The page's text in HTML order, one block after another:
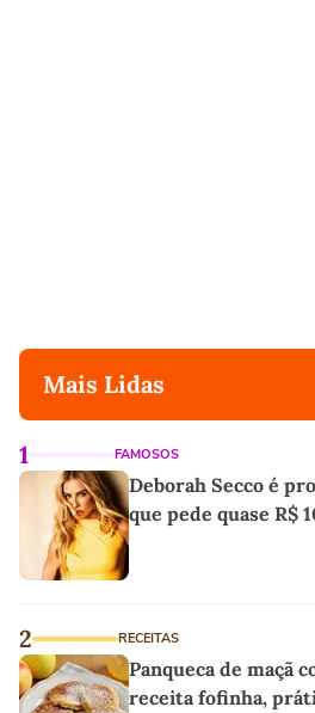
Mais Lidas
1 FAMOSOS
Deborah Secco é
que pede quase R$
2 RECEITAS
Panqueca de maçã
receita fofinha,